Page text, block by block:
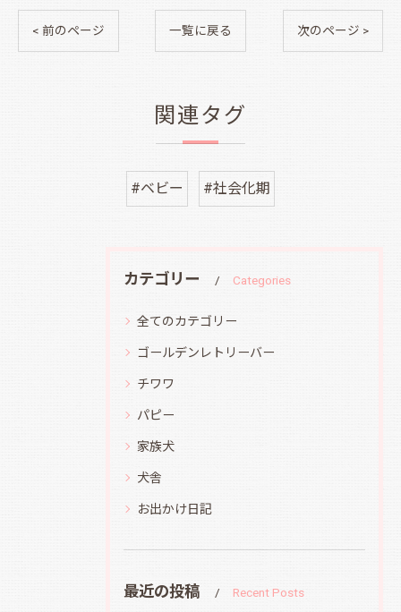
< 前のページ 一覧に戻る 次のページ >
関連タグ
#ベビー #社会化期
カテゴリー Categories
全てのカテゴリー
ゴールデンレトリーバー
チワワ
パピー
家族犬
犬舎
お出かけ日記
最近の投稿 Recent Posts